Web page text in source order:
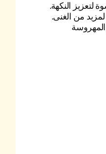
لتعزيز النكهة.
من الغنى.